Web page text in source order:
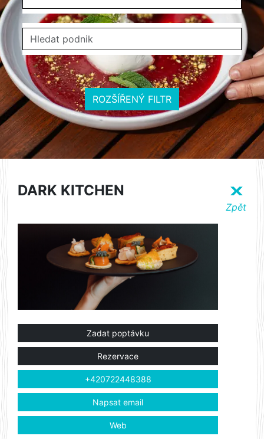
ROZŠÍŘENÝ FILTR
DARK KITCHEN X
Zpět
Zadat poptávku
Rezervace
+420722448388
Napsat email
Web